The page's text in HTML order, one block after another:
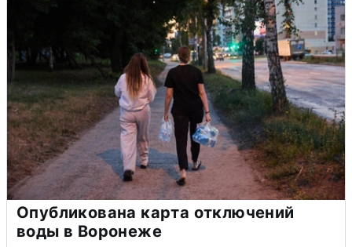
Опубликована карта отключений
воды в Воронеже